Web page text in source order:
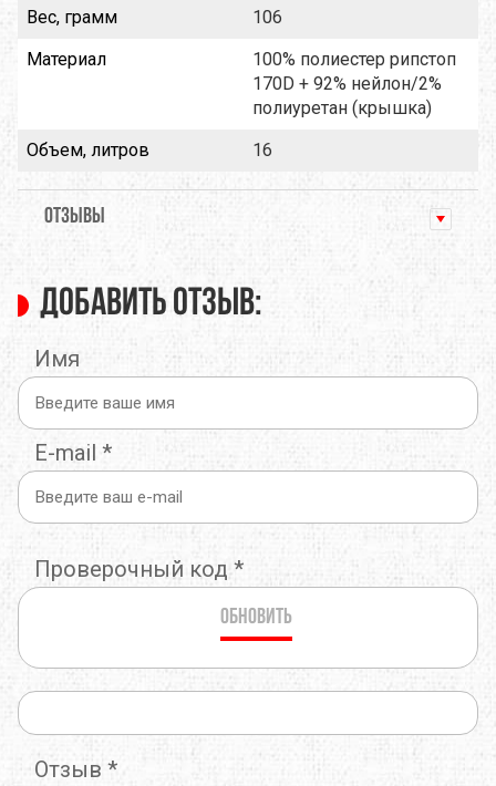
Вес, грамм
106
Материал
100% полиестер рипстоп
170D + 92% нейлон/2%
полиуретан (крышка)
Объем, литров
16
ОТЗЫВЫ
Добавить отзыв:
Имя
E-mail *
Проверочный код *
Обновить
Отзыв *